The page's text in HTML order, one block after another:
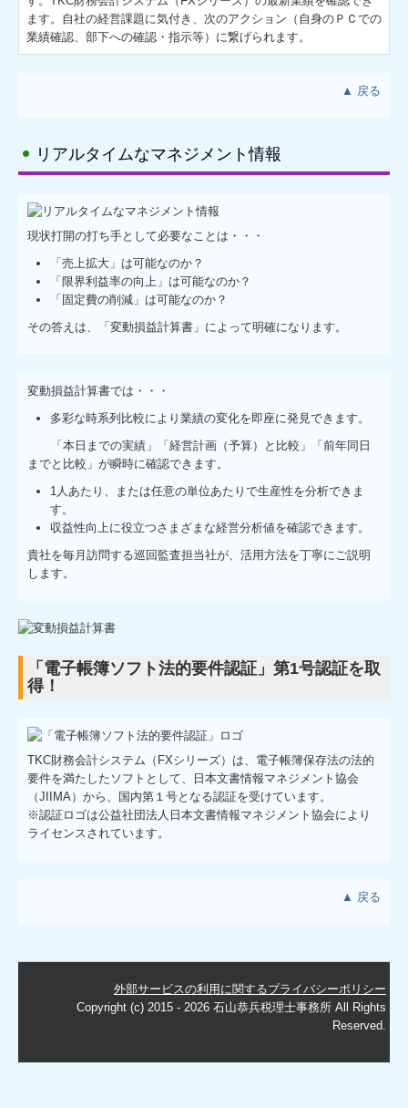
ます。自社の経営課題に気付き、次のアクション（自身のＰＣでの
業績確認、部下への確認・指示等）に繋げられます。
▲ 戻る
リアルタイムなマネジメント情報
現状打開の打ち手として必要なことは・・・
「売上拡大」は可能なのか？
「限界利益率の向上」は可能なのか？
「固定費の削減」は可能なのか？
その答えは、「変動損益計算書」によって明確になります。
変動損益計算書では・・・
多彩な時系列比較により業績の変化を即座に発見できます。
「本日までの実績」「経営計画（予算）と比較」「前年同日
までと比較」が瞬時に確認できます。
1人あたり、または任意の単位あたりで生産性を分析できま
す。
収益性向上に役立つさまざまな経営分析値を確認できます。
貴社を毎月訪問する巡回監査担当社が、活用方法を丁寧にご説明
します。
「電子帳簿ソフト法的要件認証」第1号認証を取
得！
TKC財務会計システム（FXシリーズ） は、電子帳簿保存法の法的
要件を満たしたソフトとして、日本文書情報マネジメント協会
（JIIMA）から、国内第１号となる認証を受けています。
※認証ロゴは公益社団法人日本文書情報マネジメント協会により
ライセンスされています。
▲ 戻る
外部サービスの利用に関するプライバシーポリシー
Copyright (c) 2015 - 2026 石山恭兵税理士事務所 All Rights
Reserved.